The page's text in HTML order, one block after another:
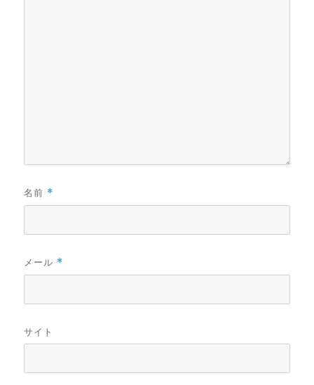
名前 *
メール *
サイト